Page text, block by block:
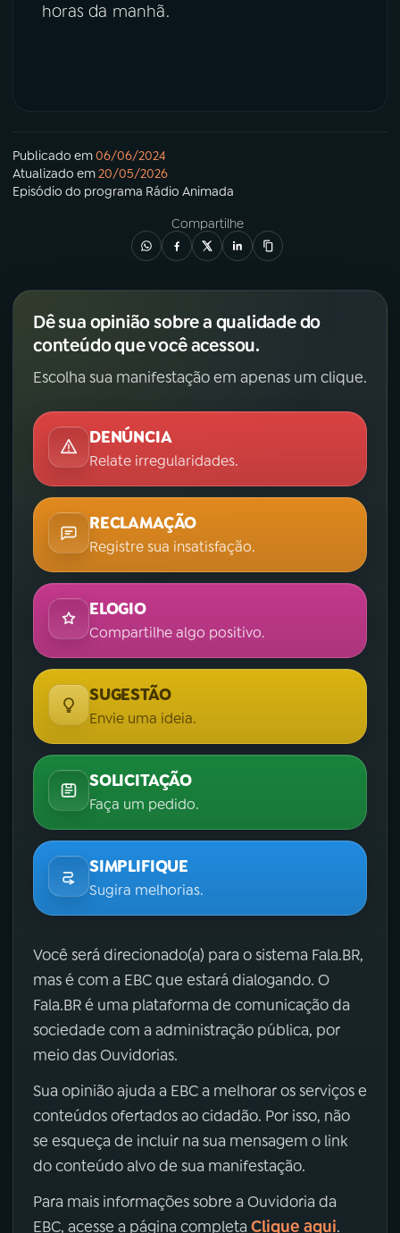
horas da manhã.
Publicado em06/06/2024
Atualizado em20/05/2026
Episódio do programa Rádio Animada
Compartilhe
Dê sua opinião sobre a qualidade do
conteúdo que você acessou.
Escolha sua manifestação em apenas um clique.
DENÚNCIA
Relate irregularidades.
RECLAMAÇÃO
Registre sua insatisfação.
ELOGIO
Compartilhe algo positivo.
SUGESTÃO
Envie uma ideia.
SOLICITAÇÃO
Faça um pedido.
SIMPLIFIQUE
Sugira melhorias.
Você será direcionado(a) para o sistema Fala.BR,
mas é com a EBC que estará dialogando. O
Fala.BR é uma plataforma de comunicação da
sociedade com a administração pública, por
meio das Ouvidorias.
Sua opinião ajuda a EBC a melhorar os serviços e
conteúdos ofertados ao cidadão. Por isso, não
se esqueça de incluir na sua mensagem o link
do conteúdo alvo de sua manifestação.
Para mais informações sobre a Ouvidoria da
EBC, acesse a página completa Clique aqui.